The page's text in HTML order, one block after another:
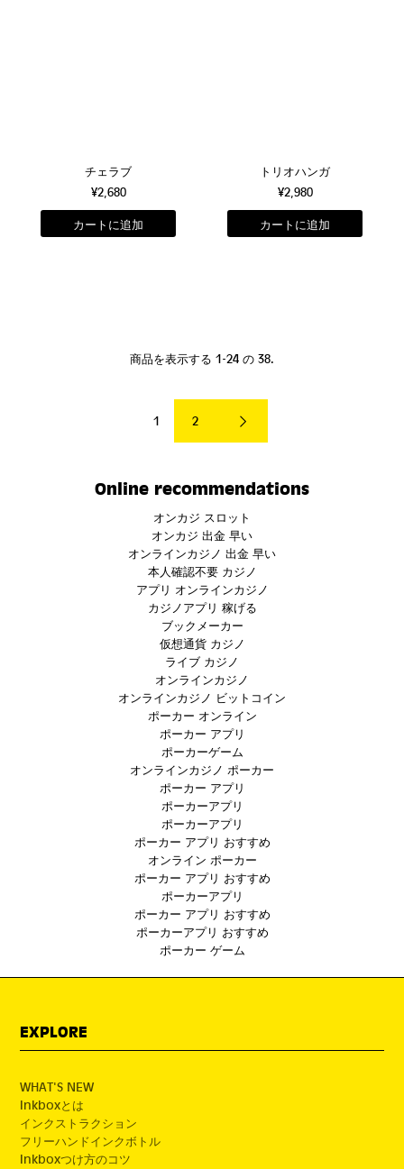
チェラブ
¥2,680
トリオハンガ
¥2,980
商品を表示する 1-24 の 38.
1 2
Online recommendations
オンカジ スロット
オンカジ 出金 早い
オンラインカジノ 出金 早い
本人確認不要 カジノ
アプリ オンラインカジノ
カジノアプリ 稼げる
ブックメーカー
仮想通貨 カジノ
ライブ カジノ
オンラインカジノ
オンラインカジノ ビットコイン
ポーカー オンライン
ポーカー アプリ
ポーカーゲーム
オンラインカジノ ポーカー
ポーカー アプリ
ポーカーアプリ
ポーカーアプリ
ポーカー アプリ おすすめ
オンライン ポーカー
ポーカー アプリ おすすめ
ポーカーアプリ
ポーカー アプリ おすすめ
ポーカーアプリ おすすめ
ポーカー ゲーム
EXPLORE
WHAT'S NEW
Inkboxとは
インクストラクション
フリーハンドインクボトル
Inkboxつけ方のコツ